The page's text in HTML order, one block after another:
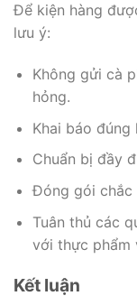
Để kiện hàng
lưu ý:
Không gửi cà
hỏng.
Khai báo
Chuẩn bị đầy
Đóng gói chắc
Tuân thủ các
với thực phẩm
Kết luận